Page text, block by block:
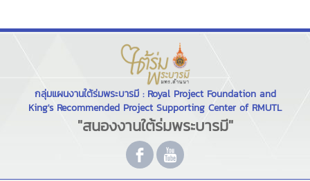
กลุ่มแผนงานใต้ร่มพระบารมี : Royal Project Foundation and
King's Recommended Project Supporting Center of RMUTL
"สนองงานใต้ร่มพระบารมี"